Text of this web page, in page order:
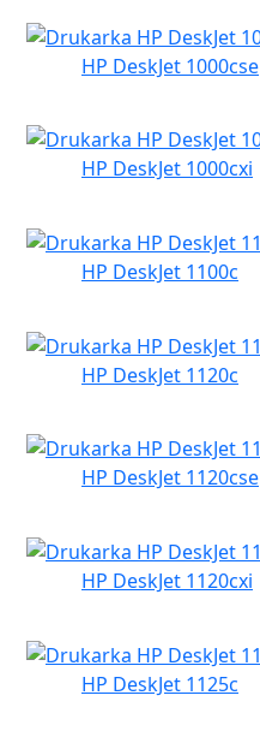
HP DeskJet 1000cse
HP DeskJet 1000cxi
HP DeskJet 1100c
HP DeskJet 1120c
HP DeskJet 1120cse
HP DeskJet 1120cxi
HP DeskJet 1125c